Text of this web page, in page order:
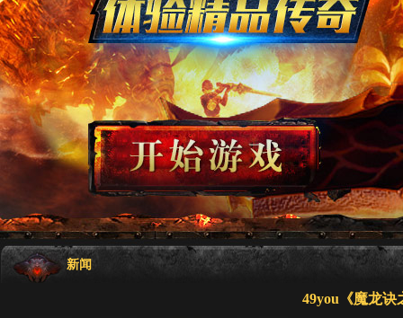
新闻
49you《魔龙诀